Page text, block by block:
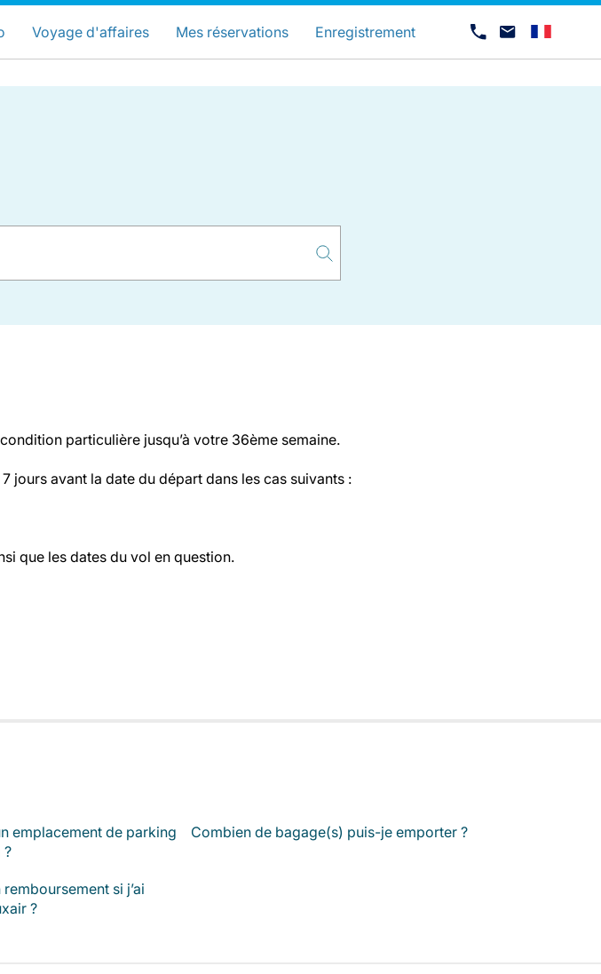
Sites
et langue préférés
Voyage d'affaires Mes réservations Enregistrement
particulière jusqu’à votre 36ème semaine.
jours avant la date du départ dans les cas suivants :
que les dates du vol en question.
emplacement de parking
?
Combien de bagage(s) puis-je emporter ?
si j’ai
?